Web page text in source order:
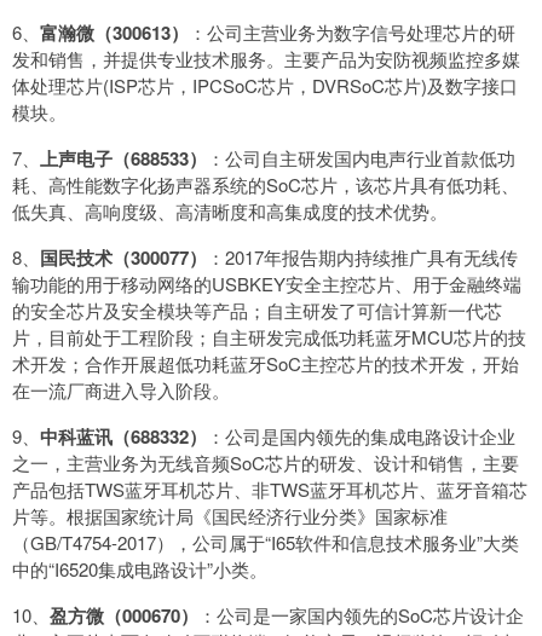
6、 富瀚微（300613）
：公司主营业务为数字信号处理芯片的研
发和销售，并提供专业技术服务。主要产品为安防视频监控多媒
体处理芯片(ISP芯片，IPCSoC芯片，DVRSoC芯片)及数字接口
模块。
7、 上声电子（688533）
：公司自主研发国内电声行业首款低功
耗、高性能数字化扬声器系统的SoC芯片，该芯片具有低功耗、
低失真、高响度级、高清晰度和高集成度的技术优势。
8、 国民技术（300077）
：2017年报告期内持续推广具有无线传
输功能的用于移动网络的USBKEY安全主控芯片、用于金融终端
的安全芯片及安全模块等产品；自主研发了可信计算新一代芯
片，目前处于工程阶段；自主研发完成低功耗蓝牙MCU芯片的技
术开发；合作开展超低功耗蓝牙SoC主控芯片的技术开发，开始
在一流厂商进入导入阶段。
9、 中科蓝讯（688332）
：公司是国内领先的集成电路设计企业
之一，主营业务为无线音频SoC芯片的研发、设计和销售，主要
产品包括TWS蓝牙耳机芯片、非TWS蓝牙耳机芯片、蓝牙音箱芯
片等。根据国家统计局《国民经济行业分类》国家标准
（GB/T4754-2017），公司属于“I65软件和信息技术服务业”大类
中的“I6520集成电路设计”小类。
10、 盈方微（000670）
：公司是一家国内领先的SoC芯片设计企